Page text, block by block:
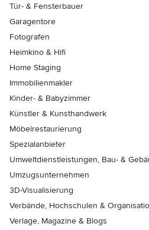
Tür- & Fensterbauer
Garagentore
Fotografen
Heimkino & Hifi
Home Staging
Immobilienmakler
Kinder- & Babyzimmer
Künstler & Kunsthandwerk
Möbelrestaurierung
Spezialanbieter
Umweltdienstleistungen, Bau- &
Umzugsunternehmen
3D-Visualisierung
Verbände, Hochschulen &
Verlage, Magazine & Blogs